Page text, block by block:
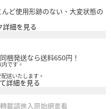
ど使用形跡のない、大変状態の
詳細を見る
梱発送なら送料650円！
です。
送いたします。
詳細を見る